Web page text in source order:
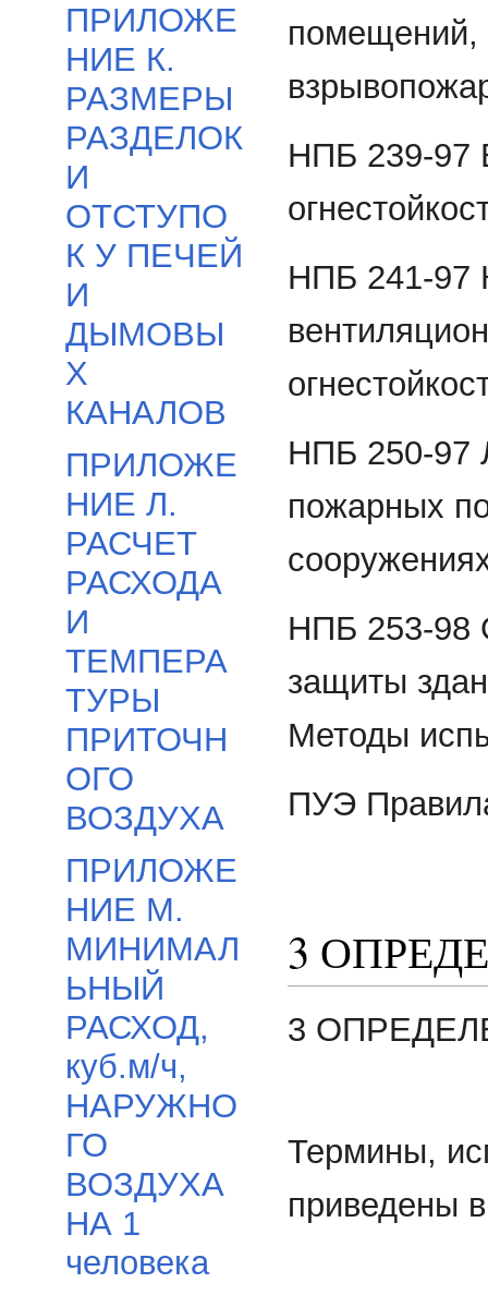
ПРИЛОЖЕ
НИЕ К.
РАЗМЕРЫ
РАЗДЕЛОК
И
ОТСТУПО
К У ПЕЧЕЙ
И
ДЫМОВЫ
Х
КАНАЛОВ
ПРИЛОЖЕ
НИЕ Л.
РАСЧЕТ
РАСХОДА
И
ТЕМПЕРА
ТУРЫ
ПРИТОЧН
ОГО
ВОЗДУХА
ПРИЛОЖЕ
НИЕ М.
МИНИМАЛ
ЬНЫЙ
РАСХОД,
куб.м/ч,
НАРУЖНО
ГО
ВОЗДУХА
НА 1
человека
помещений,
НПБ 239-97
НПБ 241-97
НПБ 250-97
пожарных
НПБ 253-98
защиты
Методы
ПУЭ
3
3
Термины,
приведены